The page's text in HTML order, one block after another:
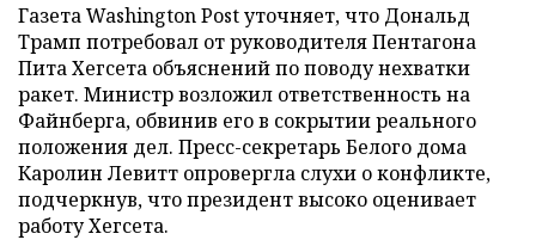
Газета Washington Post уточняет, что Дональд
Трамп потребовал от руководителя Пентагона
Пита Хегсета объяснений по поводу нехватки
ракет. Министр возложил ответственность на
Файнберга, обвинив его в сокрытии реального
положения дел. Пресс-секретарь Белого дома
Каролин Левитт опровергла слухи о конфликте,
подчеркнув, что президент высоко оценивает
работу Хегсета.